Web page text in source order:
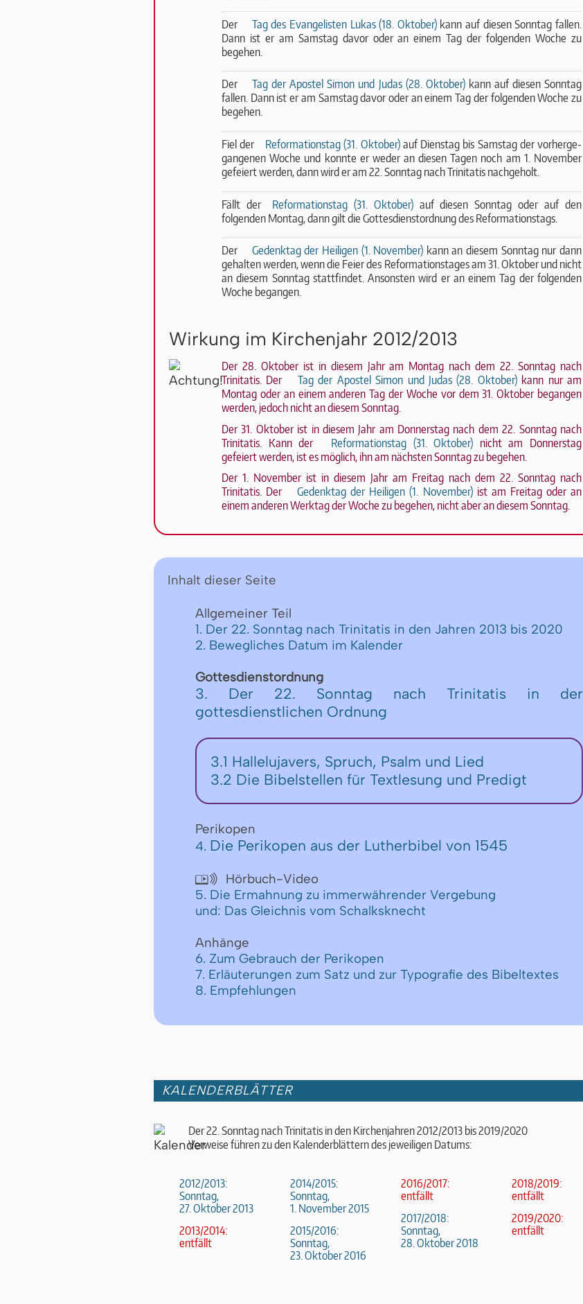
Der Tag des Evangelisten Lukas (18. Oktober)kann auf diesen Sonntag fallen.
Dann ist er am Samstag davor oder an einem Tag der folgenden Woche zu
begehen.
Der Tag der Apostel Simon und Judas (28. Oktober)kann auf diesen Sonntag
fallen. Dann ist er am Samstag davor oder an einem Tag der folgenden Woche zu
begehen.
Fiel der Reformationstag (31. Oktober)auf Dienstag bis Samstag der vor­her­ge­
gan­ge­nen Woche und konnte er weder an diesen Tagen noch am 1. November
gefeiert wer­den, dann wird er am 22. Sonntag nach Trinitatis nachgeholt.
Fällt der Reformationstag (31. Oktober)auf diesen Sonntag oder auf den
folgenden Montag, dann gilt die Gottesdienstordnung des Reformationstags.
Der Gedenktag der Heiligen (1. November) kann an diesem Sonntag nur dann
gehalten wer­den, wenn die Feier des Reformationstages am 31. Oktober und nicht
an diesem Sonntag stattfindet. Ansonsten wird er an einem Tag der folgenden
Woche begangen.
Wirkung im Kirchenjahr 2012/2013
Der 28. Oktober ist in diesem Jahr am Montag nach dem 22. Sonntag nach
Trinitatis. Der
Tag der Apostel Simon und Judas (28. Oktober)kann nur am
Montag oder an einem anderen Tag der Woche vor dem 31. Oktober begangen
wer­den, jedoch nicht an diesem Sonntag.
Der 31. Oktober ist in diesem Jahr am Donnerstag nach dem 22. Sonntag nach
Trinitatis. Kann der
Reformationstag (31. Oktober) nicht am Donnerstag
gefeiert wer­den, ist es möglich, ihn am nächsten Sonntag zu begehen.
Der 1. November ist in diesem Jahr am Freitag nach dem 22. Sonntag nach
Trinitatis. Der
Gedenktag der Heiligen (1. November)ist am Freitag oder an
einem anderen Werktag der Woche zu begehen, nicht aber an diesem Sonntag.
Inhalt dieser Seite
Allgemeiner Teil
1. Der 22. Sonntag nach Trinitatis in den Jahren 2013 bis 2020
2. Bewegliches Datum im Kalender
Gottesdienstordnung
3. Der 22. Sonntag nach Trinitatis in der
gottesdienstlichen Ordnung
3.1 Hallelujavers, Spruch, Psalm und Lied
3.2 Die Bibelstellen für Textlesung und Predigt
Perikopen
4. Die Perikopen aus der Lutherbibel von 1545

Hörbuch-Video
5. Die Ermahnung zu immerwährender Vergebung
und: Das Gleichnis vom Schalksknecht
Anhänge
6. Zum Gebrauch der Perikopen
7. Erläuterungen zum Satz und zur Typografie des Bibeltextes
8. Empfehlungen
KALENDERBLÄTTER
Der 22. Sonntag nach Trinitatis in den Kirchenjahren 2012/2013 bis 2019/2020
Verweise führen zu den Kalenderblättern des jeweiligen Datums:
2012/2013:
Sonntag,
27. Oktober 2013
2013/2014:
entfällt
2014/2015:
Sonntag,
1. November 2015
2015/2016:
Sonntag,
23. Oktober 2016
2016/2017:
entfällt
2017/2018:
Sonntag,
28. Oktober 2018
2018/2019:
entfällt
2019/2020:
entfällt